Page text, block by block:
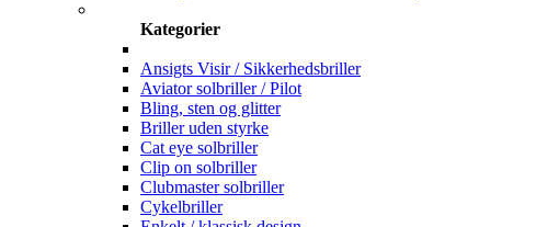
Kategorier
Ansigts Visir / Sikkerhedsbriller
Aviator solbriller / Pilot
Bling, sten og glitter
Briller uden styrke
Cat eye solbriller
Clip on solbriller
Clubmaster solbriller
Cykelbriller